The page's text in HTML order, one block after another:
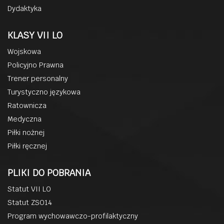
Dydaktyka
KLASY VII LO
Wojskowa
Policyjno Prawna
Trener personalny
Turystyczno językowa
Ratownicza
Medyczna
Piłki nożnej
Piłki ręcznej
PLIKI DO POBRANIA
Statut VII LO
Statut ZSO14
Program wychowawczo-profilaktyczny